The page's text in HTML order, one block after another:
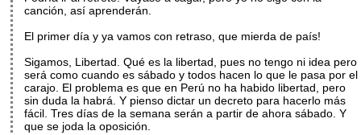
canción, así aprenderán.
El primer día y ya vamos con retraso, que mierda de país!
Sigamos, Libertad. Qué es la libertad, pues no tengo ni idea pero
será como cuando es sábado y todos hacen lo que le pasa por el
carajo. El problema es que en Perú no ha habido libertad, pero
sin duda la habrá. Y pienso dictar un decreto para hacerlo más
fácil. Tres días de la semana serán a partir de ahora sábado. Y
que se joda la oposición.